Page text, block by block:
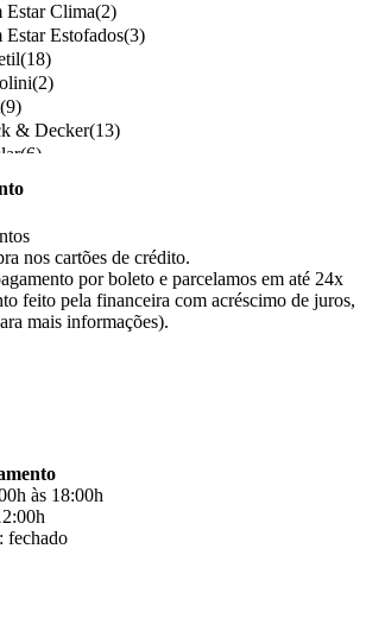
Estar Clima(2)
Estar Estofados(3)
(18)
(2)
(9)
& Decker(13)
(6)
(7)
Moveis (0)
Móveis(2)
Móveis(8)
(53)
(43)
do Estofado
nos cartões de crédito.
por boleto e parcelamos em até 24x
feito pela financeira com acréscimo de juros,
mais informações).
às 18:00h
fechado